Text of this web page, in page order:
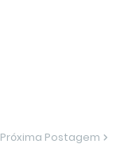
Próxima Postagem